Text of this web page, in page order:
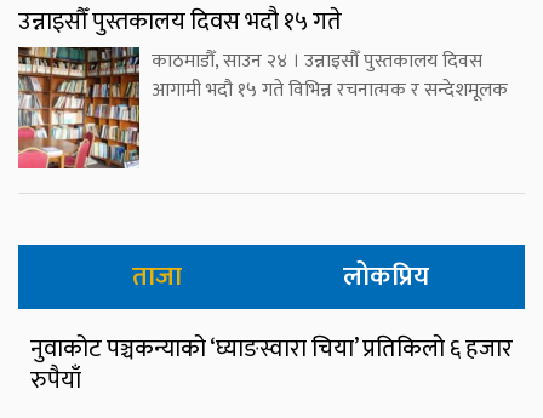
उन्नाइसौँ पुस्तकालय दिवस भदौ १५ गते
काठमाडौँ, साउन २४ । उन्नाइसौँ पुस्तकालय दिवस
आगामी भदौ १५ गते विभिन्न रचनात्मक र सन्देशमूलक
ताजा लोकप्रिय
नुवाकोट पञ्चकन्याको ‘घ्याङस्वारा चिया’ प्रतिकिलो ६ हजार
रुपैयाँ